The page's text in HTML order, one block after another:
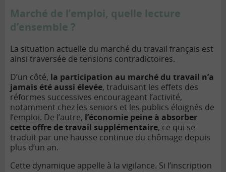
Marché de l’emploi, quelle lecture
d’ensemble ?
La situation actuelle du marché du travail français est
ainsi traversée de tensions contradictoires.
D’un côté, la participation au marché du travail n’a
jamais été aussi élevée, traduisant les effets des
réformes successives encourageant l’activité,
notamment chez les seniors et les publics éloignés de
l’emploi. De l’autre, l’économie peine à absorber
cette offre de travail supplémentaire, ce qui se
traduit par une hausse continue du chômage depuis
plus d’un an.
Cette dynamique appelle à la vigilance. Si l’inscription